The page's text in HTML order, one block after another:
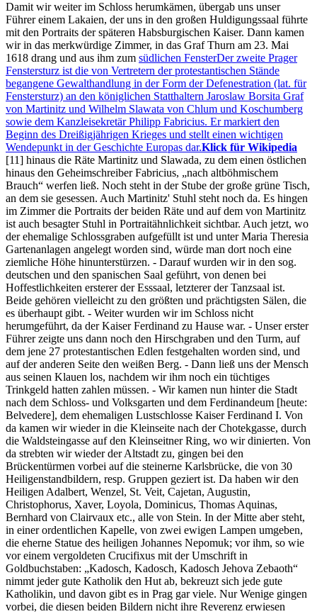
Damit wir weiter im Schloss herumkämen, übergab uns unser
Führer einem Lakaien, der uns in den großen Huldigungssaal führte
mit den Portraits der späteren Habsburgischen Kaiser. Dann kamen
wir in das merkwürdige Zimmer, in das Graf Thurn am 23. Mai
1618 drang und aus ihm zum südlichen FensterDer zweite Prager
Fenstersturz ist die von Vertretern der protestantischen Stände
begangene Gewalthandlung in der Form der Defenestration (lat. für
Fenstersturz) an den königlichen Statthaltern Jaroslaw Borsita Graf
von Martinitz und Wilhelm Slawata von Chlum und Koschumberg
sowie dem Kanzleisekretär Philipp Fabricius. Er markiert den
Beginn des Dreißigjährigen Krieges und stellt einen wichtigen
Wendepunkt in der Geschichte Europas dar.Klick für Wikipedia
[11] hinaus die Räte Martinitz und Slawada, zu dem einen östlichen
hinaus den Geheimschreiber Fabricius,
nach altböhmischem
Brauch
werfen ließ. Noch steht in der Stube der große grüne Tisch,
an dem sie gesessen. Auch Martinitz' Stuhl steht noch da. Es hingen
im Zimmer die Portraits der beiden Räte und auf dem von Martinitz
ist auch besagter Stuhl in Portraitähnlichkeit sichtbar. Auch jetzt, wo
der ehemalige Schlossgraben aufgefüllt ist und unter Maria Theresia
Gartenanlagen angelegt worden sind, würde man dort noch eine
ziemliche Höhe hinunterstürzen. - Darauf wurden wir in den sog.
deutschen und den spanischen Saal geführt, von denen bei
Hoffestlichkeiten ersterer der Esssaal, letzterer der Tanzsaal ist.
Beide gehören vielleicht zu den größten und prächtigsten Sälen, die
es überhaupt gibt. - Weiter wurden wir im Schloss nicht
herumgeführt, da der Kaiser Ferdinand zu Hause war. - Unser erster
Führer zeigte uns dann noch den Hirschgraben und den Turm, auf
dem jene 27 protestantischen Edlen festgehalten worden sind, und
auf der anderen Seite den weißen Berg. - Dann ließ uns der Mensch
aus seinen Klauen los, nachdem wir ihm noch ein tüchtiges
Trinkgeld hatten zahlen müssen. - Wir kamen nun hinter die Stadt
nach dem Schloss- und Volksgarten und dem Ferdinandeum [heute:
Belvedere], dem ehemaligen Lustschlosse Kaiser Ferdinand I. Von
da kamen wir wieder in die Kleinseite nach der Chotekgasse, durch
die Waldsteingasse auf den Kleinseitner Ring, wo wir dinierten. Von
da strebten wir wieder der Altstadt zu, gingen bei den
Brückentürmen vorbei auf die steinerne Karlsbrücke, die von 30
Heiligenstandbildern, resp. Gruppen geziert ist. Da haben wir den
Heiligen Adalbert, Wenzel, St. Veit, Cajetan, Augustin,
Christophorus, Xaver, Loyola, Dominicus, Thomas Aquinas,
Bernhard von Clairvaux etc., alle von Stein. In der Mitte aber steht,
in einer ordentlichen Kapelle, von zwei ewigen Lampen umgeben,
die eherne Statue des heiligen Johannes Nepomuk; vor ihm, so wie
vor einem vergoldeten Crucifixus mit der Umschrift in
Goldbuchstaben:
Kadosch, Kadosch, Kadosch Jehova Zebaoth
nimmt jeder gute Katholik den Hut ab, bekreuzt sich jede gute
Katholikin, und davon gibt es in Prag gar viele. Nur Wenige gingen
vorbei, die diesen beiden Bildern nicht ihre Reverenz erwiesen